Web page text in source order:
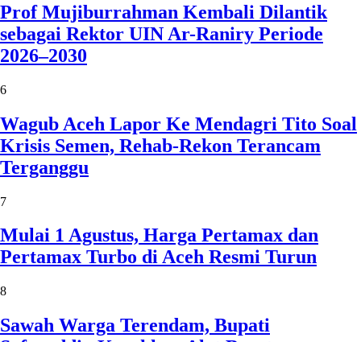
Prof Mujiburrahman Kembali Dilantik
sebagai Rektor UIN Ar-Raniry Periode
2026–2030
6
Wagub Aceh Lapor Ke Mendagri Tito Soal
Krisis Semen, Rehab-Rekon Terancam
Terganggu
7
Mulai 1 Agustus, Harga Pertamax dan
Pertamax Turbo di Aceh Resmi Turun
8
Sawah Warga Terendam, Bupati